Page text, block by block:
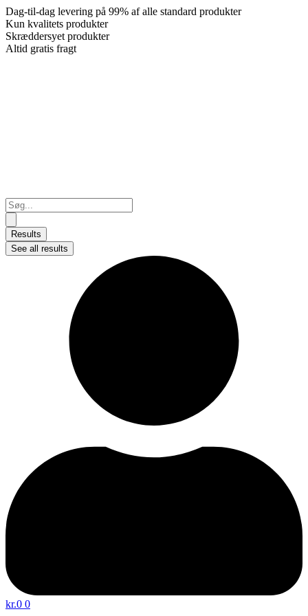
Dag-til-dag levering på 99% af alle standard produkter
Kun kvalitets produkter
Skræddersyet produkter
Altid gratis fragt
Search
...
Results
See all results
kr.0 0